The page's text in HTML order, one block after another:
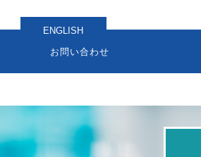
ENGLISH
お問い合わせ